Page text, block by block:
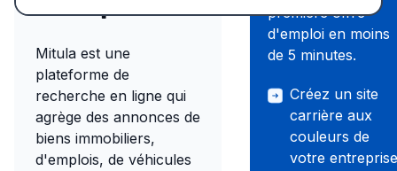
Mitula est une
plateforme de
recherche en ligne qui
agrège des annonces de
biens immobiliers,
d'emplois, de véhicules
première offre
d'emploi en moins
de 5 minutes.
Créez un site
carrière aux
couleurs de
votre entreprise